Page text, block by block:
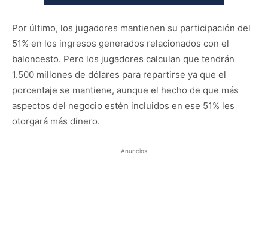
Por último, los jugadores mantienen su participación del
51% en los ingresos generados relacionados con el
baloncesto. Pero los jugadores calculan que tendrán
1.500 millones de dólares para repartirse ya que el
porcentaje se mantiene, aunque el hecho de que más
aspectos del negocio estén incluidos en ese 51% les
otorgará más dinero.
Anuncios